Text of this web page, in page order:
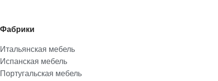
Фабрики
Итальянская мебель
Испанская мебель
Португальская мебель